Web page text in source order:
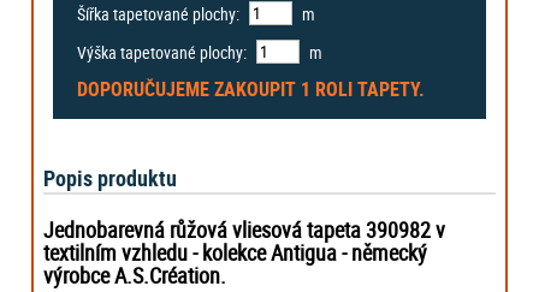
Šířka tapetované plochy:
m
Výška tapetované plochy:
m
DOPORUČUJEME ZAKOUPIT 1 ROLITAPETY.
Popis produktu
Jednobarevná růžová vliesová tapeta 390982 v
textilním vzhledu - kolekce Antigua -německý
výrobceA.S.Création.